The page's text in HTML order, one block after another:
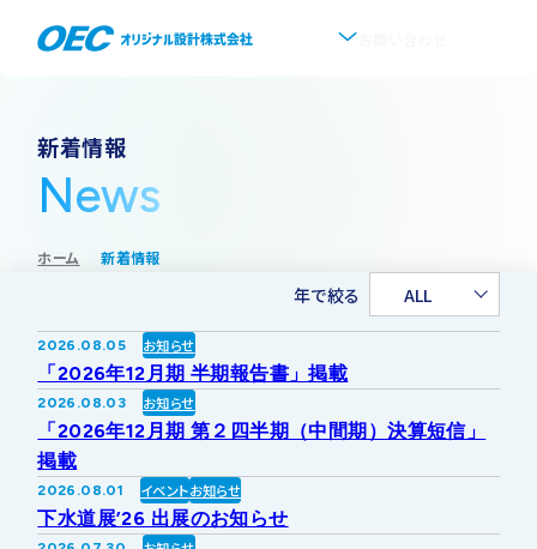
企業情報
会社概要
代表挨拶
沿革
事業所・アクセス
グループ会社について
事業紹介
事業一覧
上水道
下水道
ソフトウェア開発
IR情報
IRトップ
株式・株主情報
IRニュース
新着情報
採用情報
協業・パートナー募集
新着情報
News
ホーム 新着情報
年で絞る ALL
2026.08.05 お知らせ
「2026年12月期 半期報告書」掲載
2026.08.03 お知らせ
「2026年12月期 第２四半期（中間期）決算短信」
掲載
2026.08.01 イベントお知らせ
下水道展’26 出展のお知らせ